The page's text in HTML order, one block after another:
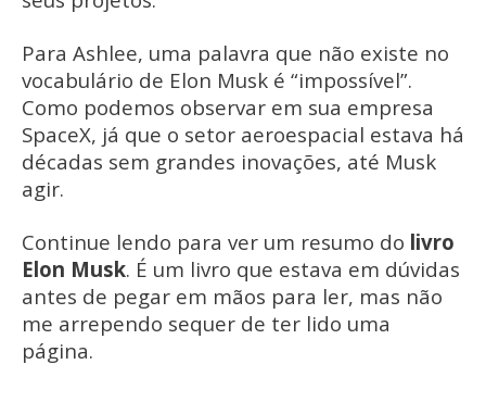
Para Ashlee, uma palavra que não existe no
vocabulário de Elon Musk é “impossível”.
Como podemos observar em sua empresa
SpaceX, já que o setor aeroespacial estava há
décadas sem grandes inovações, até Musk
agir.
Continue lendo para ver um resumo do livro
Elon Musk. É um livro que estava em dúvidas
antes de pegar em mãos para ler, mas não
me arrependo sequer de ter lido uma
página.